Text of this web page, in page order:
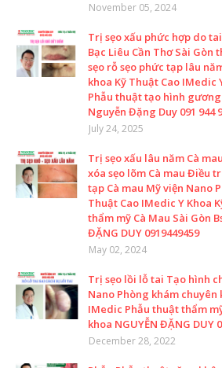
November 05, 2024
Trị sẹo xấu phức hợp do
Bạc Liêu Cần Thơ Sài Gòn
sẹo rỗ sẹo phức tạp lâu
khoa Kỹ Thuật Cao IMedic
Phẫu thuật tạo hình
Nguyễn Đặng Duy 091 944
July 24, 2025
Trị sẹo xấu lâu năm Cà
xóa sẹo lõm Cà mau Điều
tạp Cà mau Mỹ viện Nano
Thuật Cao IMedic Y Khoa
thẩm mỹ Cà Mau Sài Gòn
ĐẶNG DUY 0919449459
May 02, 2024
Trị sẹo lồi lỗ tai Tạo hình
Nano Phòng khám chuyên
IMedic Phẫu thuật thẩm
khoa NGUYỄN ĐẶNG DUY
December 28, 2022